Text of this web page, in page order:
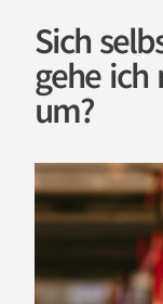
Sich
gehe
um?